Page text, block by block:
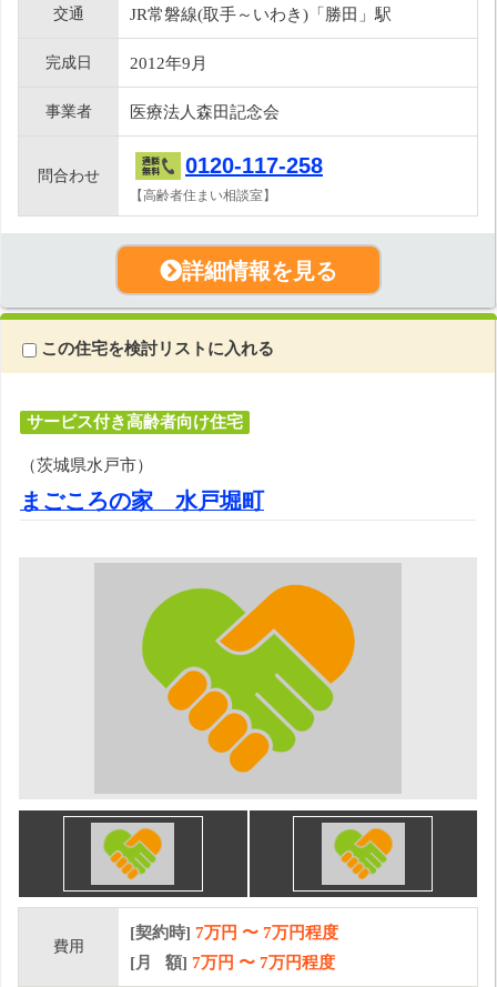
交通 JR常磐線(取手～いわき)「勝田」駅
完成日 2012年9月
事業者 医療法人森田記念会
問合わせ 0120-117-258
【高齢者住まい相談室】
詳細情報を見る
この住宅を検討リストに入れる
サービス付き高齢者向け住宅
（茨城県水戸市）
まごころの家 水戸堀町
費用
[契約時] 7万円 〜 7万円程度
[月 額] 7万円 〜 7万円程度